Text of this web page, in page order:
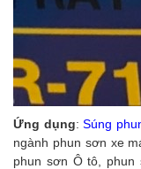
Ứng dụng:Súng
ngành phun sơn xe
phun sơn Ô tô, phun